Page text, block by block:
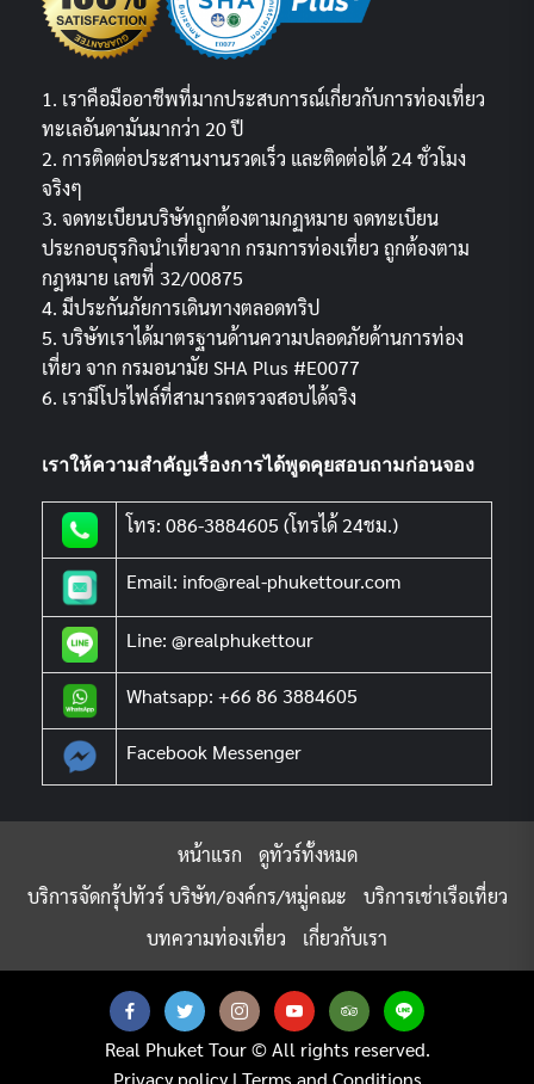
1. เราคือมืออาชีพที่มากประสบการณ์เกี่ยวกับการท่องเที่ยว
ทะเลอันดามันมากว่า 20 ปี
2. การติดต่อประสานงานรวดเร็ว และติดต่อได้ 24 ชั่วโมง
จริงๆ
3. จดทะเบียนบริษัทถูกต้องตามกฏหมาย จดทะเบียน
ประกอบธุรกิจนำเที่ยวจาก กรมการท่องเที่ยว ถูกต้องตาม
กฎหมาย เลขที่ 32/00875
4. มีประกันภัยการเดินทางตลอดทริป
5. บริษัทเราได้มาตรฐานด้านความปลอดภัยด้านการท่อง
เที่ยว จาก กรมอนามัย SHA Plus #E0077
6. เรามีโปรไฟล์ที่สามารถตรวจสอบได้จริง
เราให้ความสำคัญเรื่องการได้พูดคุยสอบถามก่อนจอง
โทร: 086-3884605 (โทรได้ 24ชม.)
Email: info@real-phukettour.com
Line: @realphukettour
Whatsapp: +66 86 3884605
Facebook Messenger
หน้าแรก
ดูทัวร์ทั้งหมด
บริการจัดกรุ้ปทัวร์ บริษัท/องค์กร/หมู่คณะ
บริการเช่าเรือเที่ยว
บทความท่องเที่ยว
เกี่ยวกับเรา
Real Phuket Tour © All rights reserved.
Privacy policy| Terms and Conditions